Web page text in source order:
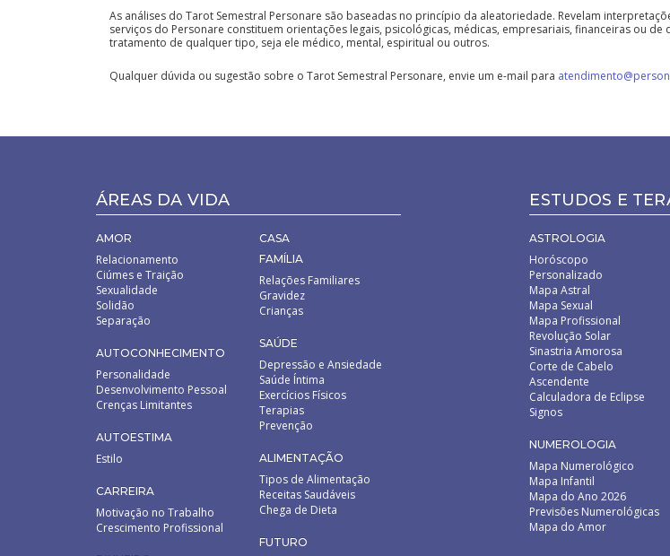
As análises do Tarot Semestral Personare são baseadas no princípio da aleatoriedade. Revelam
serviços do Personare constituem orientações legais, psicológicas, médicas, empresariais, financeiras ou
tratamento de qualquer tipo, seja ele médico, mental, espiritual ou outros.
Qualquer dúvida ou sugestão sobre o Tarot Semestral Personare, envie um e-mail para
ÁREAS DA VIDA
AMOR
Relacionamento
Ciúmes e Traição
Sexualidade
Solidão
Separação
AUTOCONHECIMENTO
Personalidade
Desenvolvimento Pessoal
Crenças Limitantes
AUTOESTIMA
Estilo
CARREIRA
Motivação no Trabalho
Crescimento Profissional
CASA
FAMÍLIA
Relações Familiares
Gravidez
Crianças
SAÚDE
Depressão e Ansiedade
Saúde Íntima
Exercícios Físicos
Terapias
Prevenção
ALIMENTAÇÃO
Tipos de Alimentação
Receitas Saudáveis
Chega de Dieta
FUTURO
ESTUDOS E
ASTROLOGIA
Horóscopo
Personalizado
Mapa Astral
Mapa Sexual
Mapa Profissional
Revolução Solar
Sinastria Amorosa
Corte de Cabelo
Ascendente
Calculadora de Eclipse
Signos
NUMEROLOGIA
Mapa Numerológico
Mapa Infantil
Mapa do Ano 2026
Previsões Numerológicas
Mapa do Amor